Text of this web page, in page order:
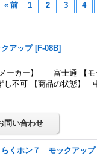
« 前 1 2 3 4
アップ [F-08B]
カー】 富士通 【モ
不可 【商品の状態】
くホン７ モックアッ